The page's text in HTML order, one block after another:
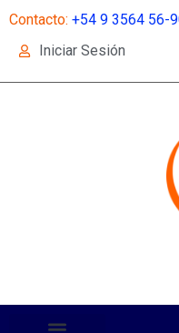
Contacto: +54 9 3564 56-
Iniciar Sesión